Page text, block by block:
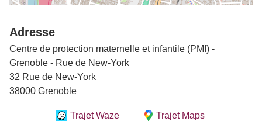
Adresse
Centre de protection maternelle et infantile (PMI) -
Grenoble - Rue de New-York
32 Rue de New-York
38000 Grenoble
Trajet Waze Trajet Maps